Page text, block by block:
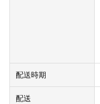
配送時期
配送